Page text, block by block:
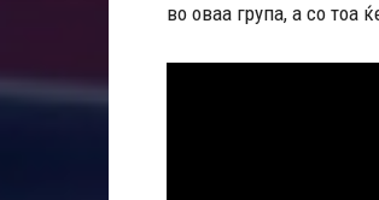
во оваа група, а со тоа